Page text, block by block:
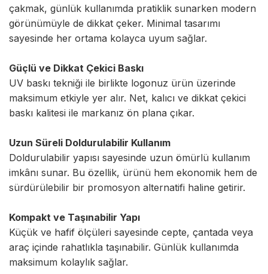
çakmak, günlük kullanımda pratiklik sunarken modern
görünümüyle de dikkat çeker. Minimal tasarımı
sayesinde her ortama kolayca uyum sağlar.
Güçlü ve Dikkat Çekici Baskı
UV baskı tekniği ile birlikte logonuz ürün üzerinde
maksimum etkiyle yer alır. Net, kalıcı ve dikkat çekici
baskı kalitesi ile markanız ön plana çıkar.
Uzun Süreli Doldurulabilir Kullanım
Doldurulabilir yapısı sayesinde uzun ömürlü kullanım
imkânı sunar. Bu özellik, ürünü hem ekonomik hem de
sürdürülebilir bir promosyon alternatifi haline getirir.
Kompakt ve Taşınabilir Yapı
Küçük ve hafif ölçüleri sayesinde cepte, çantada veya
araç içinde rahatlıkla taşınabilir. Günlük kullanımda
maksimum kolaylık sağlar.